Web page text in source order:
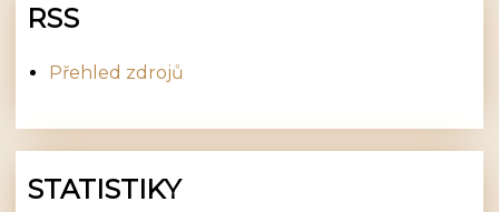
RSS
Přehled zdrojů
STATISTIKY